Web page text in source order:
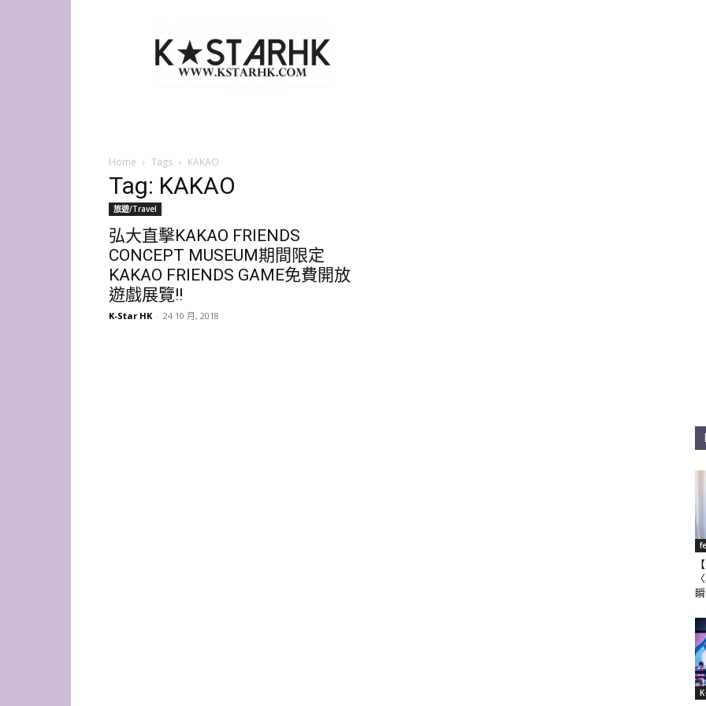
Star
HK
Home Tags KAKAO
Tag: KAKAO
旅遊/Travel
弘大直擊KAKAO FRIENDS
CONCEPT MUSEUM期間限定
KAKAO FRIENDS GAME免費開放
遊戲展覽!!
K-Star HK - 24 10 月, 2018